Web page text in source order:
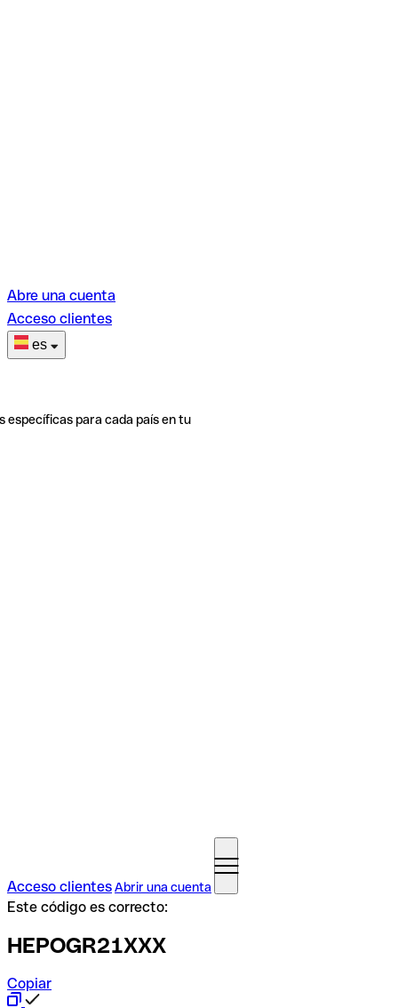
Abre una cuenta
Acceso clientes
es
específicas para cada país en tu
Acceso clientesAbrir una cuenta
Este código es correcto:
HEPOGR21XXX
Copiar